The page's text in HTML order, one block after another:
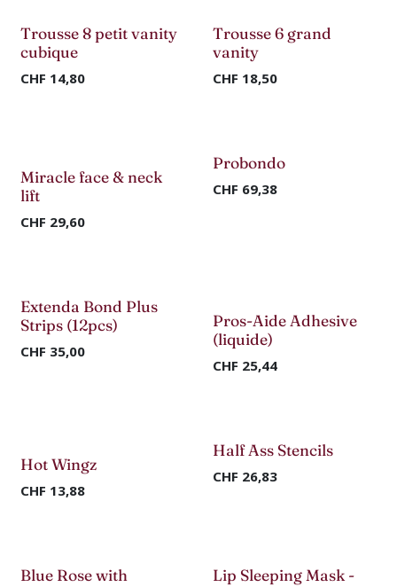
-50%
Trousse 8 petit vanity
cubique
CHF 14,80
-50%
Trousse 6 grand
vanity
CHF 18,50
Nouveau !
Miracle face & neck
lift
CHF 29,60
Nouveau !
Probondo
CHF 69,38
Nouveau !
Extenda Bond Plus
Strips (12pcs)
CHF 35,00
Nouveau !
Pros-Aide Adhesive
(liquide)
CHF 25,44
Hot Wingz
CHF 13,88
-50%
Half Ass Stencils
CHF 26,83
-50%
Blue Rose with
Lip Sleeping Mask -